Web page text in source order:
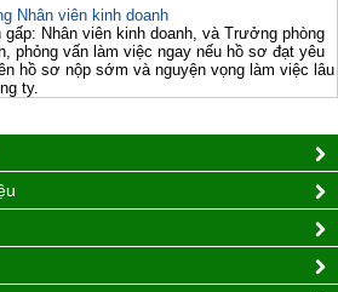
Nhân viên kinh doanh
gấp: Nhân viên kinh doanh, và Trưởng phòng
phỏng vấn làm việc ngay nếu hồ sơ đạt yêu
hồ sơ nộp sớm và nguyện vọng làm việc lâu
ty.